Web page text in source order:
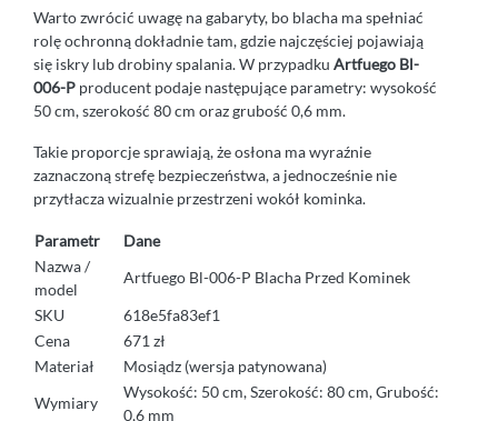
Warto zwrócić uwagę na gabaryty, bo blacha ma spełniać
rolę ochronną dokładnie tam, gdzie najczęściej pojawiają
się iskry lub drobiny spalania. W przypadku Artfuego Bl-
006-P producent podaje następujące parametry: wysokość
50 cm, szerokość 80 cm oraz grubość 0,6 mm.
Takie proporcje sprawiają, że osłona ma wyraźnie
zaznaczoną strefę bezpieczeństwa, a jednocześnie nie
przytłacza wizualnie przestrzeni wokół kominka.
Parametr
Dane
Nazwa /
model
Artfuego Bl-006-P Blacha Przed Kominek
SKU
618e5fa83ef1
Cena
671 zł
Materiał
Mosiądz (wersja patynowana)
Wymiary
Wysokość: 50 cm, Szerokość: 80 cm, Grubość:
0,6 mm